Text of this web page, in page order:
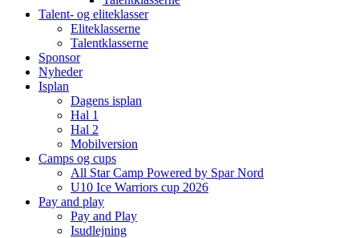
Talent- og eliteklasser
Eliteklasserne
Talentklasserne
Sponsor
Nyheder
Isplan
Dagens isplan
Hal 1
Hal 2
Mobilversion
Camps og cups
All Star Camp Powered by Spar Nord
U10 Ice Warriors cup 2026
Pay and play
Pay and Play
Isudlejning